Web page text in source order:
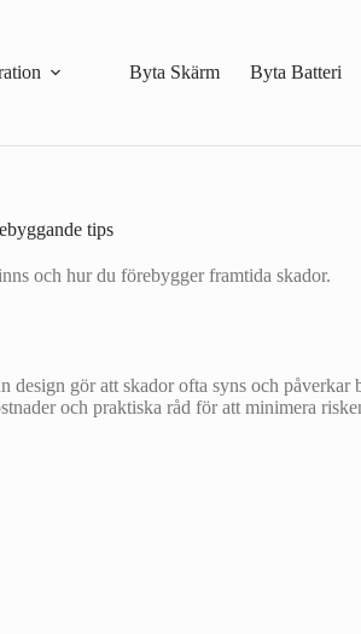
Byta Skärm Byta Batteri
tips
och hur du förebygger framtida skador.
gör att skador ofta syns och påverkar
och praktiska råd för att minimera